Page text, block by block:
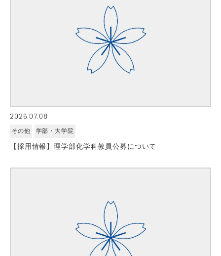
2026.07.08
その他 学部・大学院
【採用情報】理学部化学科教員公募について